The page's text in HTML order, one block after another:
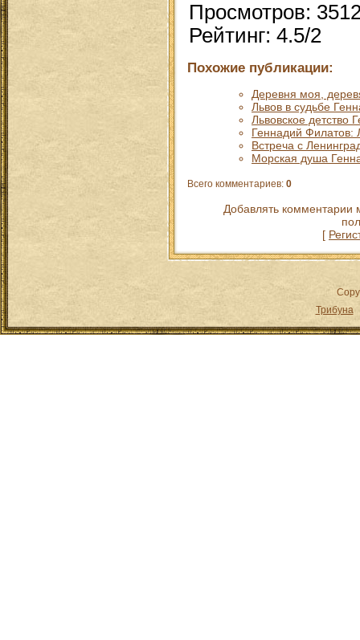
Просмотров:
Рейтинг: 4.5/2
Похожие публикации:
Деревня моя,
Львов в судьбе
Львовское детство
Геннадий Филатов:
Встреча с
Морская душа
Всего комментариев: 0
Добавлять комментарии
[
Трибуна